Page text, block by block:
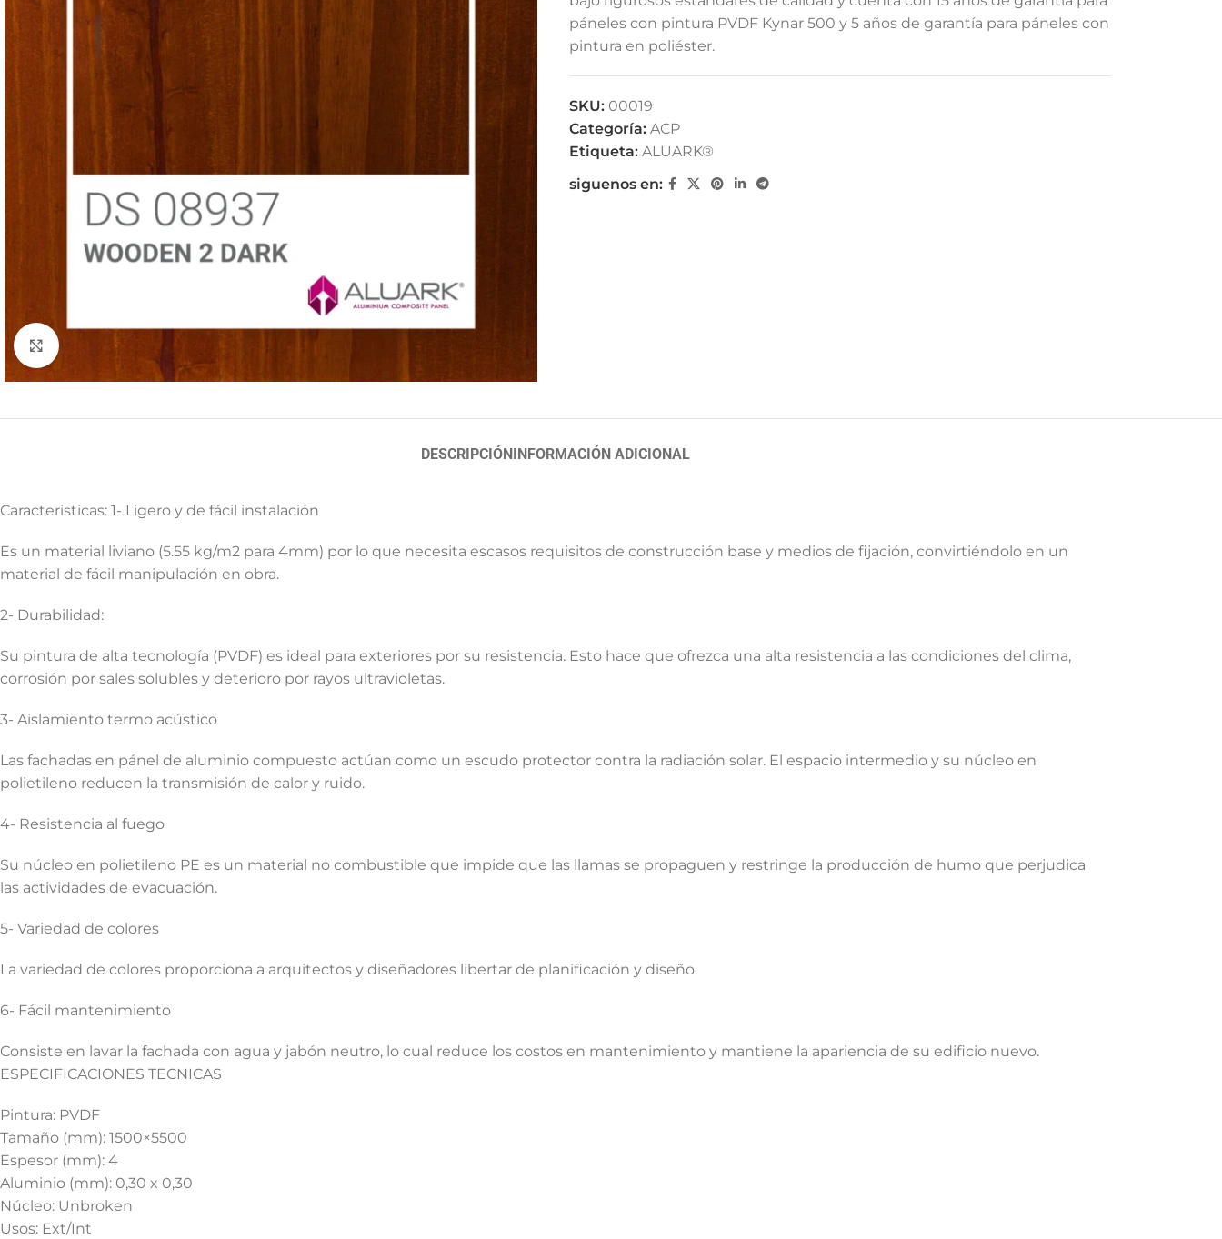
Ver Imagenes
páneles con pintura PVDF Kynar 500 y 5 años de garantía para páneles con
pintura en poliéster.
SKU: 00019
Categoría: ACP
Etiqueta: ALUARK®
siguenos en:
DESCRIPCIÓN INFORMACIÓN ADICIONAL
Caracteristicas: 1- Ligero y de fácil instalación
Es un material liviano (5.55 kg/m2 para 4mm) por lo que necesita escasos requisitos de construcción base y medios de fijación, convirtiéndolo en un
material de fácil manipulación en obra.
2- Durabilidad:
Su pintura de alta tecnología (PVDF) es ideal para exteriores por su resistencia. Esto hace que ofrezca una alta resistencia a las condiciones del clima,
corrosión por sales solubles y deterioro por rayos ultravioletas.
3- Aislamiento termo acústico
Las fachadas en pánel de aluminio compuesto actúan como un escudo protector contra la radiación solar. El espacio intermedio y su núcleo en
polietileno reducen la transmisión de calor y ruido.
4- Resistencia al fuego
Su núcleo en polietileno PE es un material no combustible que impide que las llamas se propaguen y restringe la producción de humo que perjudica
las actividades de evacuación.
5- Variedad de colores
La variedad de colores proporciona a arquitectos y diseñadores libertar de planificación y diseño
6- Fácil mantenimiento
Consiste en lavar la fachada con agua y jabón neutro, lo cual reduce los costos en mantenimiento y mantiene la apariencia de su edificio nuevo.
ESPECIFICACIONES TECNICAS
Pintura: PVDF
Tamaño (mm): 1500×5500
Espesor (mm): 4
Aluminio (mm): 0,30 x 0,30
Núcleo: Unbroken
Usos: Ext/Int